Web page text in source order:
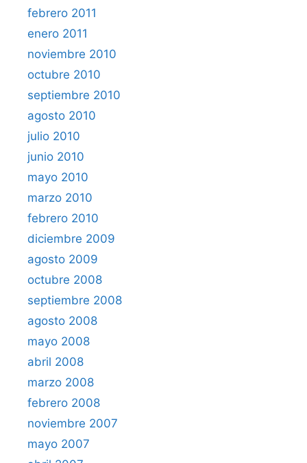
febrero 2011
enero 2011
noviembre 2010
octubre 2010
septiembre 2010
agosto 2010
julio 2010
junio 2010
mayo 2010
marzo 2010
febrero 2010
diciembre 2009
agosto 2009
octubre 2008
septiembre 2008
agosto 2008
mayo 2008
abril 2008
marzo 2008
febrero 2008
noviembre 2007
mayo 2007